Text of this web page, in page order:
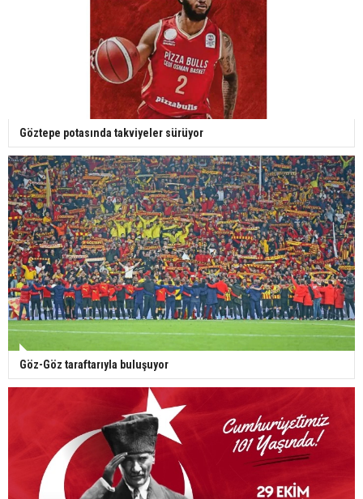
Göztepe potasında takviyeler sürüyor
Göz-Göz taraftarıyla buluşuyor